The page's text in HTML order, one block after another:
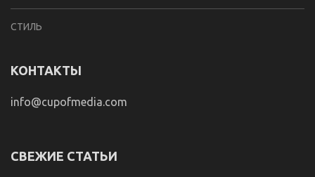
СТИЛЬ
КОНТАКТЫ
info@cupofmedia.com
СВЕЖИЕ СТАТЬИ